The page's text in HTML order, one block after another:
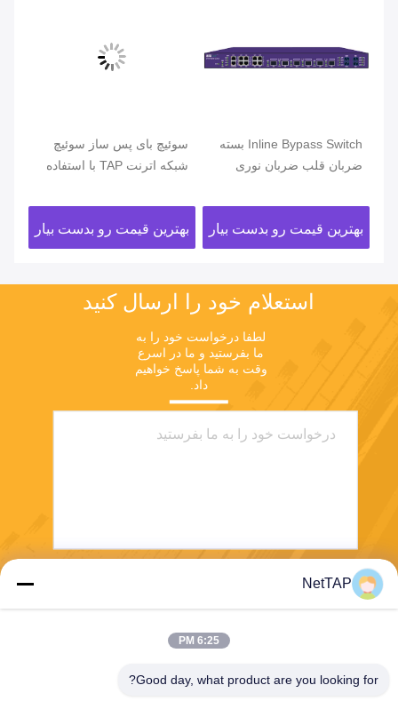
Inline Bypass Switch بسته
ضربان قلب ضربان نوری
TELNET SSH مدیریت
بهترین قیمت رو بدست بیار
سوئیچ بای پس ساز سوئیچ
شبکه اترنت TAP با استفاده
ضربان قلب را بدهد
بهترین قیمت رو بدست بیار
استعلام خود را ارسال کنید
داد.
NetTAP
6:25 PM
Good day, what product are you looking for?